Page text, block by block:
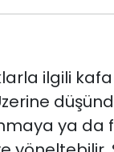
ilgili kafa
ya da